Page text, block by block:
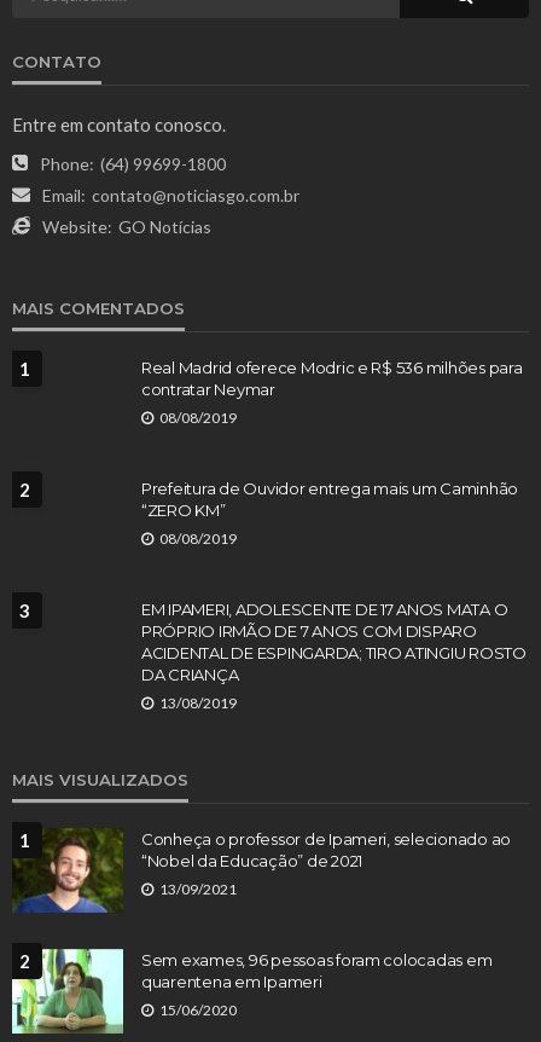
CONTATO
Entre em contato conosco.
Phone: (64) 99699-1800
Email: contato@noticiasgo.com.br
Website: GO Notícias
MAIS COMENTADOS
1
Real Madrid oferece Modric e R$ 536 milhões para
contratar Neymar
08/08/2019
2
Prefeitura de Ouvidor entrega mais um Caminhão
“ZERO KM”
08/08/2019
3
EM IPAMERI, ADOLESCENTE DE 17 ANOS MATA O
PRÓPRIO IRMÃO DE 7 ANOS COM DISPARO
ACIDENTAL DE ESPINGARDA; TIRO ATINGIU ROSTO
DA CRIANÇA
13/08/2019
MAIS VISUALIZADOS
1
Conheça o professor de Ipameri, selecionado ao
“Nobel da Educação” de 2021
13/09/2021
2
Sem exames, 96 pessoas foram colocadas em
quarentena em Ipameri
15/06/2020